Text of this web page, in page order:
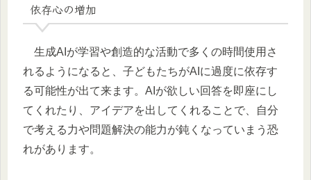
依存心の増加
生成AIが学習や創造的な活動で多くの時間使用さ
れるようになると、子どもたちがAIに過度に依存す
る可能性が出て来ます。AIが欲しい回答を即座にし
てくれたり、アイデアを出してくれることで、自分
で考える力や問題解決の能力が鈍くなっていまう恐
れがあります。